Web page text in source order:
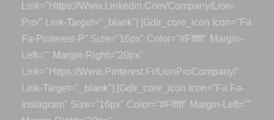
Link="https://www.linkedin.com/company/lion-
Pro/" Link-Target="_blank"] [gdlr_core_icon Icon="fa
Fa-Pinterest-P" Size="16px" Color="#ffffff" Margin-
Left="" Margin-Right="20px"
Link="https://www.pinterest.fr/LionProCompany/"
Link-Target="_blank"] [gdlr_core_icon Icon="fa Fa-
Instagram" Size="16px" Color="#ffffff" Margin-Left=""